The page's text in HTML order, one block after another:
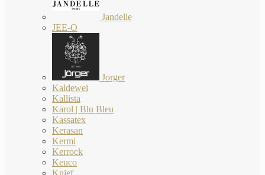
Jandelle
JEE-O
Jorger
Kaldewei
Kallista
Karol | Blu Bleu
Kassatex
Kerasan
Kermi
Kerrock
Keuco